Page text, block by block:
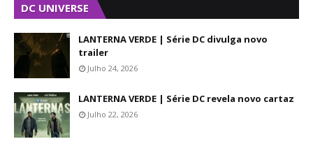
DC UNIVERSE
LANTERNA VERDE | Série DC divulga novo
trailer
Julho 24, 2026
LANTERNA VERDE | Série DC revela novo cartaz
Julho 22, 2026